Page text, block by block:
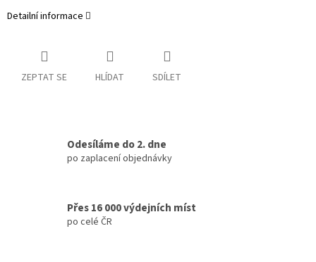
Detailní informace
ZEPTAT SE HLÍDAT SDÍLET
Odesíláme do 2. dne
po zaplacení objednávky
Přes 16 000 výdejních míst
po celé ČR